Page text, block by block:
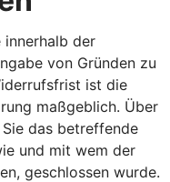
innerhalb der
von Gründen zu
ist die
maßgeblich. Über
das betreffende
und mit wem der
geschlossen wurde.